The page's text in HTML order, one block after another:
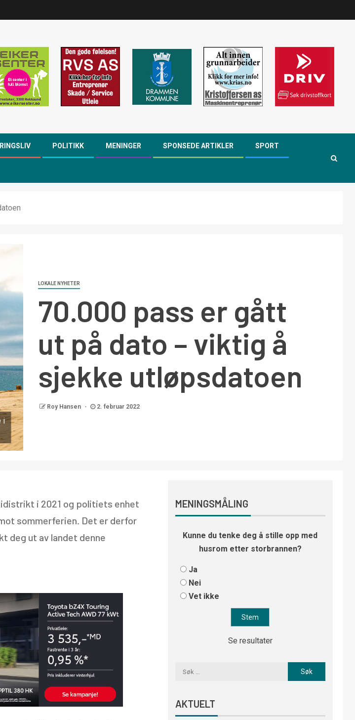
POLITIKK MENINGER SPONSEDE ARTIKLER SPORT
i
LOKALE NYHETER
70.000 pass er gått
ut på dato – viktig å
sjekke utløpsdatoen
Roy Hansen 2. februar 2022
i 2021 og politiets enhet
sommerferien. Det er derfor
deg ut av landet denne
MENINGSMÅLING
Kunne du tenke deg å stille opp med
husrom etter storbrannen?
Ja
Nei
Vet ikke
Se resultater
AKTUELT